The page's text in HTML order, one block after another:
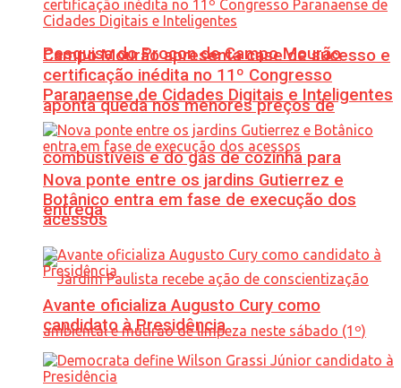
Pesquisa do Procon de Campo Mourão
aponta queda nos menores preços de
combustíveis e do gás de cozinha para
entrega
Campo Mourão apresenta case de sucesso e
certificação inédita no 11º Congresso
Paranaense de Cidades Digitais e Inteligentes
Nova ponte entre os jardins Gutierrez e
Botânico entra em fase de execução dos
acessos
Avante oficializa Augusto Cury como
candidato à Presidência